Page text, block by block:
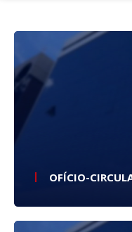
Fale conosco
OFÍCIO-